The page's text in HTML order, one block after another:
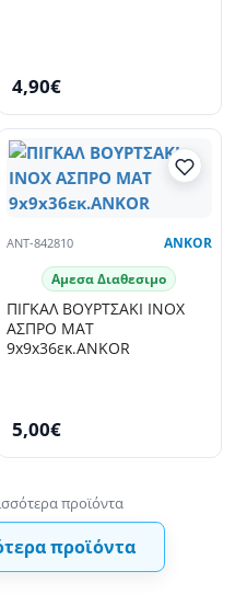
4,90€
ANT-842810 ANKOR
Αμεσα Διαθεσιμο
ΠΙΓΚΑΛ ΒΟΥΡΤΣΑΚΙ INOX
ΑΣΠΡΟ ΜΑΤ
9x9x36εκ.ANKOR
5,00€
προϊόντα